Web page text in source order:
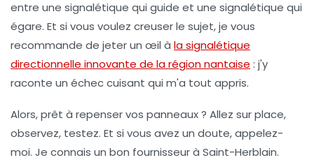
entre une signalétique qui guide et une signalétique qui
égare. Et si vous voulez creuser le sujet, je vous
recommande de jeter un œil à la signalétique
directionnelle innovante de la région nantaise : j'y
raconte un échec cuisant qui m'a tout appris.
Alors, prêt à repenser vos panneaux ? Allez sur place,
observez, testez. Et si vous avez un doute, appelez-
moi. Je connais un bon fournisseur à Saint-Herblain.